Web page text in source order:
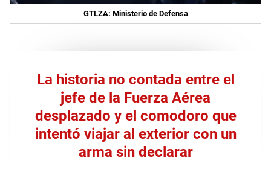
GTLZA: Ministerio de Defensa
La historia no contada entre el
jefe de la Fuerza Aérea
desplazado y el comodoro que
intentó viajar al exterior con un
arma sin declarar